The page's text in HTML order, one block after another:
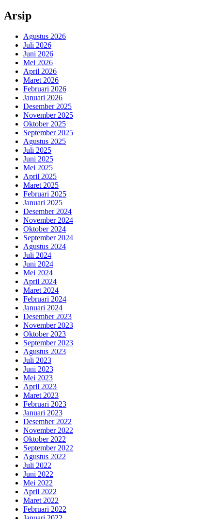
Arsip
Agustus 2026
Juli 2026
Juni 2026
Mei 2026
April 2026
Maret 2026
Februari 2026
Januari 2026
Desember 2025
November 2025
Oktober 2025
September 2025
Agustus 2025
Juli 2025
Juni 2025
Mei 2025
April 2025
Maret 2025
Februari 2025
Januari 2025
Desember 2024
November 2024
Oktober 2024
September 2024
Agustus 2024
Juli 2024
Juni 2024
Mei 2024
April 2024
Maret 2024
Februari 2024
Januari 2024
Desember 2023
November 2023
Oktober 2023
September 2023
Agustus 2023
Juli 2023
Juni 2023
Mei 2023
April 2023
Maret 2023
Februari 2023
Januari 2023
Desember 2022
November 2022
Oktober 2022
September 2022
Agustus 2022
Juli 2022
Juni 2022
Mei 2022
April 2022
Maret 2022
Februari 2022